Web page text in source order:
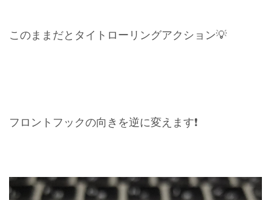
このままだとタイトローリングアクション💡
フロントフックの向きを逆に変えます❗️